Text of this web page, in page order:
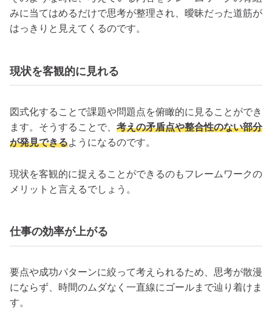
みに当てはめるだけで思考が整理され、曖昧だった道筋が
はっきりと見えてくるのです。
現状を客観的に見れる
図式化することで課題や問題点を俯瞰的に見ることができ
ます。そうすることで、 考えの矛盾点や整合性のない部分
が発見できるようになるのです。
現状を客観的に捉えることができるのもフレームワークの
メリットと言えるでしょう。
仕事の効率が上がる
要点や成功パターンに絞って考えられるため、思考が散漫
にならず、時間のムダなく一直線にゴールまで辿り着けま
す。